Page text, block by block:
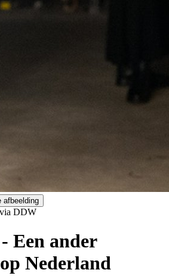
afbeelding
DDW
- Een ander
Nederland